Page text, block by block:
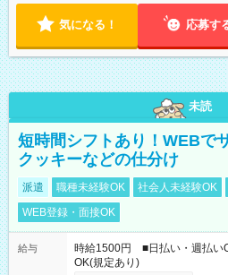
気になる！ 応募す
未読
短時間シフトあり！WEBで
クッキーなどの仕分け
派遣 職種未経験OK 社会人未経験OK
WEB登録・面接OK
給与
時給1500円 ■日払い・週払い
OK(規定あり)